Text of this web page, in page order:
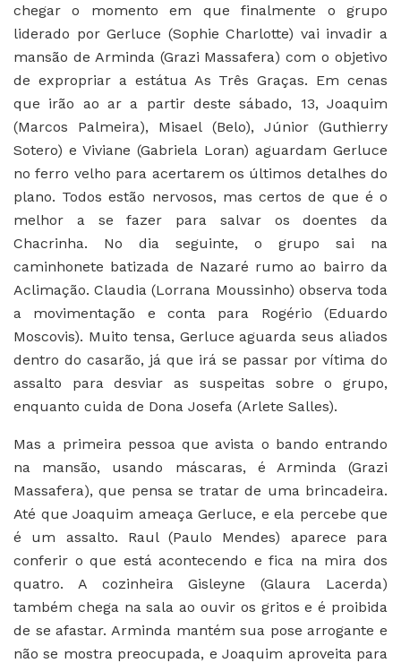
chegar o momento em que finalmente o grupo
liderado por Gerluce (Sophie Charlotte) vai invadir a
mansão de Arminda (Grazi Massafera) com o objetivo
de expropriar a estátua As Três Graças. Em cenas
que irão ao ar a partir deste sábado, 13, Joaquim
(Marcos Palmeira), Misael (Belo), Júnior (Guthierry
Sotero) e Viviane (Gabriela Loran) aguardam Gerluce
no ferro velho para acertarem os últimos detalhes do
plano. Todos estão nervosos, mas certos de que é o
melhor a se fazer para salvar os doentes da
Chacrinha. No dia seguinte, o grupo sai na
caminhonete batizada de Nazaré rumo ao bairro da
Aclimação. Claudia (Lorrana Moussinho) observa toda
a movimentação e conta para Rogério (Eduardo
Moscovis). Muito tensa, Gerluce aguarda seus aliados
dentro do casarão, já que irá se passar por vítima do
assalto para desviar as suspeitas sobre o grupo,
enquanto cuida de Dona Josefa (Arlete Salles).
Mas a primeira pessoa que avista o bando entrando
na mansão, usando máscaras, é Arminda (Grazi
Massafera), que pensa se tratar de uma brincadeira.
Até que Joaquim ameaça Gerluce, e ela percebe que
é um assalto. Raul (Paulo Mendes) aparece para
conferir o que está acontecendo e fica na mira dos
quatro. A cozinheira Gisleyne (Glaura Lacerda)
também chega na sala ao ouvir os gritos e é proibida
de se afastar. Arminda mantém sua pose arrogante e
não se mostra preocupada, e Joaquim aproveita para